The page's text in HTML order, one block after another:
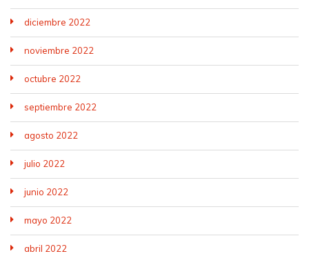
diciembre 2022
noviembre 2022
octubre 2022
septiembre 2022
agosto 2022
julio 2022
junio 2022
mayo 2022
abril 2022